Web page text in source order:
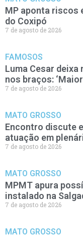
MP aponta riscos
do Coxipó
7 de agosto de 2026
FAMOSOS
Luma Cesar
nos braços:
7 de agosto de 2026
MATO GROSSO
Encontro discute
atuação em
7 de agosto de 2026
MATO GROSSO
MPMT apura
instalado na
7 de agosto de 2026
MATO GROSSO